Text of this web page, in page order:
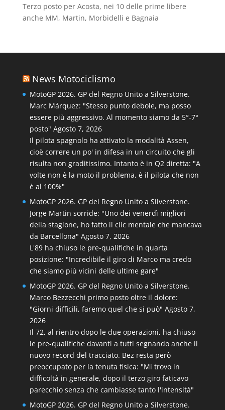
Terzo posto per Acosta, nei 10 delle prime libere
anche MM, Martin, Morbidelli e Bagnaia
News Motociclismo
MotoGP 2026. GP del Regno Unito a Silverstone.
Marc Márquez: "Stesso punto debole, ma posso
essere più aggressivo. Al momento siamo da 5°-7°
posto" Agosto 7, 2026
Il pilota spagnolo ha attivato la modalità Assen,
cioè correre un po' in difesa in un circuito che gli
risulta non graditissimo. Intanto è in Q2 diretta: "A
volte non è la moto il problema, è il pilota che non
è al 100%"
MotoGP 2026. GP del Regno Unito a Silverstone.
Jorge Martin sorride: "Uno dei venerdì migliori
della stagione, ho fatto il clic mentale che mancava
da Barcellona" Agosto 7, 2026
L'89 ha chiuso le pre-qualifiche in quarta
posizione: "Incredibile il giro di Marco ma credo
che siamo più vicini delle ultime gare"
MotoGP 2026. GP del Regno Unito a Silverstone.
Marco Bezzecchi primo posto oltre il dolore:
"Giorni difficili, faremo quel che si può" Agosto 7,
2026
Il 72, al rientro dopo le due operazioni, ha chiuso
le pre-qualifiche davanti a tutti segnando anche il
nuovo record del tracciato. Bez resta però
preoccupato per la tenuta fisica: "Mi trovo in
difficoltà in generale, dopo il terzo giro faticavo
parecchio senza che cambiasse tanto l'intensità"
MotoGP 2026. GP del Regno Unito a Silverstone.